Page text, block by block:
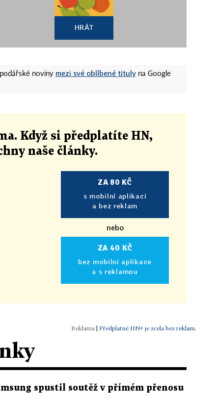
HRÁT
noviny mezi své oblíbené tituly na Google
Když si předplatíte HN,
naše články.
ZA 80 KČ
s mobilní aplikací
a bez reklam
nebo
ZA 40 KČ
bez mobilní aplikace
a s reklamou
| Předplatné HN+ je zcela bez reklam.
spustil soutěž v přímém přenosu